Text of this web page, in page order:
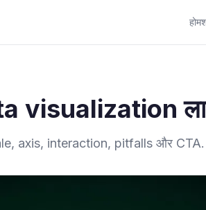
होम
visualization
axis, interaction, pitfalls और CTA.